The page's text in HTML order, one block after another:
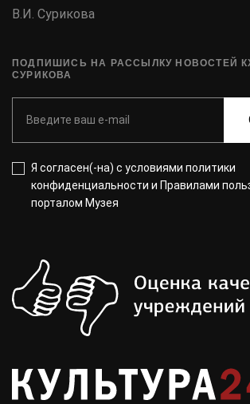
В.И. Сурикова
ПОДПИШИСЬ НА РАССЫЛКУ НОВОСТЕЙ
СУРИКОВА
Я согласен(-на) с условиями политики
конфиденциальности и Правилами
порталом Музея